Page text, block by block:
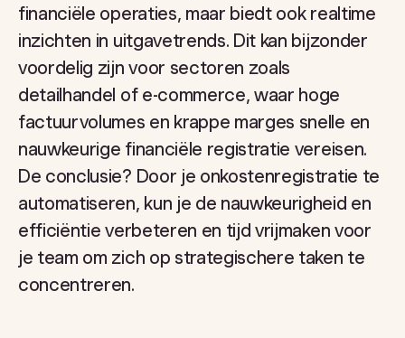
financiële operaties, maar biedt ook realtime
inzichten in uitgavetrends. Dit kan bijzonder
voordelig zijn voor sectoren zoals
detailhandel of e-commerce, waar hoge
factuurvolumes en krappe marges snelle en
nauwkeurige financiële registratie vereisen.
De conclusie? Door je onkostenregistratie te
automatiseren, kun je de nauwkeurigheid en
efficiëntie verbeteren en tijd vrijmaken voor
je team om zich op strategischere taken te
concentreren.